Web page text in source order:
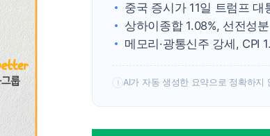
중국 증시가 11일 트럼프
상하이종합 1.08%, 선전성
메모리·광통신주 강세, CPI
! AI가 자동 생성한 요약으로 정확하지